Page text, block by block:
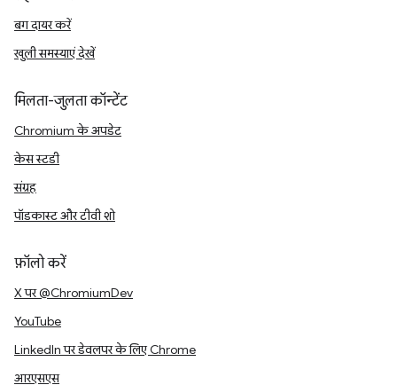
बग दायर करें
खुली समस्याएं देखें
मिलता-जुलता कॉन्टेंट
Chromium के अपडेट
केस स्टडी
संग्रह
पॉडकास्ट और टीवी शो
फ़ॉलो करें
X पर @ChromiumDev
YouTube
LinkedIn पर डेवलपर के लिए Chrome
आरएसएस